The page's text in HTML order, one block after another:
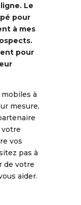
Le
pour
à mes
pour
à
mesure,
vos
pas à
de votre
aider.